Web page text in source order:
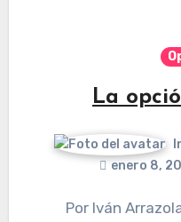
La
enero 8,
Por Iván Arrazola Cortés. Publicado en